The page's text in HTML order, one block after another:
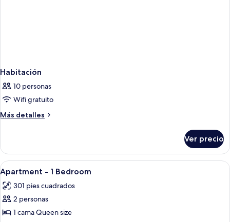
Habitación
10 personas
Wifi gratuito
Más detalles
Más
Ver precio
Abrir
todas
las
fotos
de
1
Apartment - 1 Bedroom
301 pies cuadrados
2 personas
1 cama Queen size